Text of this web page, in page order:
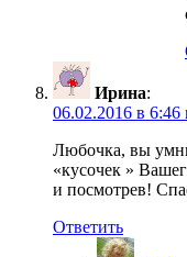
Ирина:
06.02.2016 в 6:46
Любочка, вы
«кусочек »
и посмотрев!
Ответить